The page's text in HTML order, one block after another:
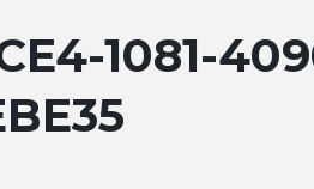
1081-